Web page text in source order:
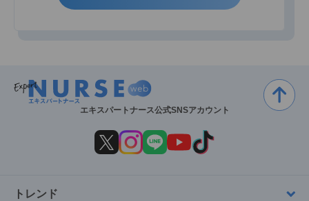
エキスパートナース公式SNSアカウント
トレンド